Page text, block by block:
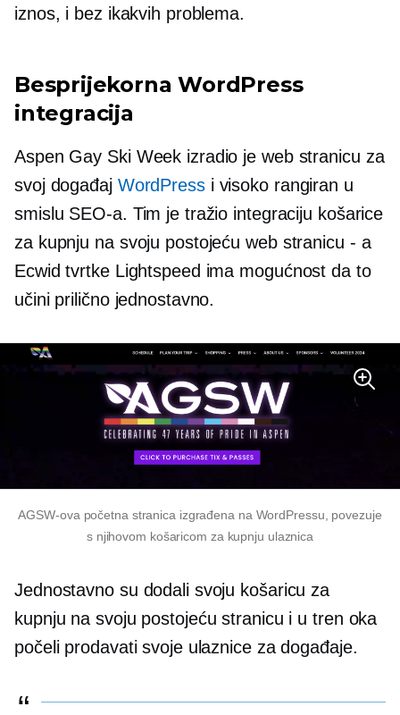
iznos, i bez ikakvih problema.
Besprijekorna WordPress
integracija
Aspen Gay Ski Week izradio je web stranicu za
svoj događaj WordPressi visoko rangiran u
smislu SEO-a. Tim je tražio integraciju košarice
za kupnju na svoju postojeću web stranicu - a
Ecwid tvrtke Lightspeed ima mogućnost da to
učini prilično jednostavno.
AGSW-ova početna stranica izgrađena na WordPressu, povezuje
s njihovom košaricom za kupnju ulaznica
Jednostavno su dodali svoju košaricu za
kupnju na svoju postojeću stranicu i u tren oka
počeli prodavati svoje ulaznice za događaje.